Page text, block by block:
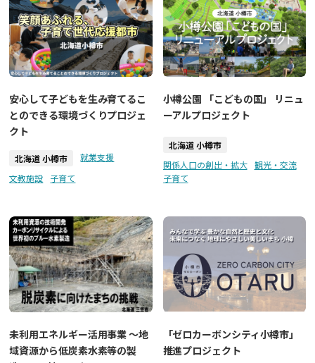
安心して子どもを生み育てるこ
とのできる環境づくりプロジェ
クト
北海道 小樽市
就業支援
文教施設
子育て
小樽公園 「こどもの国」 リニュ
ーアルプロジェクト
北海道 小樽市
関係人口の創出・拡大
観光・交流
子育て
未利用エネルギー活用事業 ～地
域資源から低炭素水素等の製
「ゼロカーボンシティ小樽市」
推進プロジェクト